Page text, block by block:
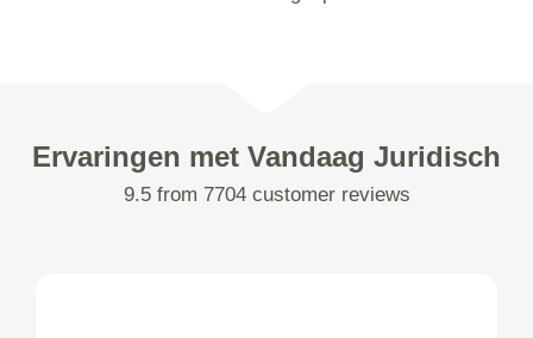
Ervaringen met Vandaag Juridisch
9.5 from 7704 customer reviews